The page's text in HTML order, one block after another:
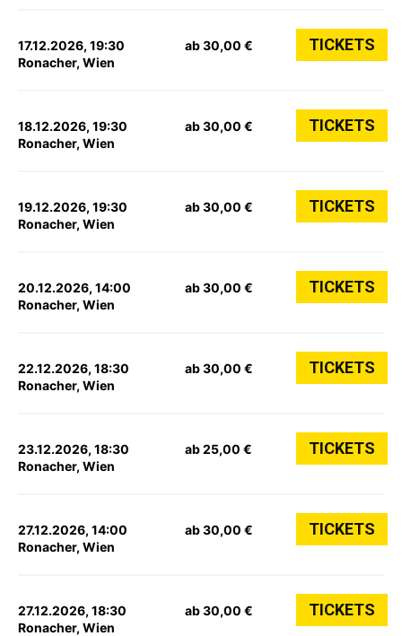
17.12.2026, 19:30
Ronacher, Wien
ab 30,00 € TICKETS
18.12.2026, 19:30
Ronacher, Wien
ab 30,00 € TICKETS
19.12.2026, 19:30
Ronacher, Wien
ab 30,00 € TICKETS
20.12.2026, 14:00
Ronacher, Wien
ab 30,00 € TICKETS
22.12.2026, 18:30
Ronacher, Wien
ab 30,00 € TICKETS
23.12.2026, 18:30
Ronacher, Wien
ab 25,00 € TICKETS
27.12.2026, 14:00
Ronacher, Wien
ab 30,00 € TICKETS
27.12.2026, 18:30
Ronacher, Wien
ab 30,00 € TICKETS